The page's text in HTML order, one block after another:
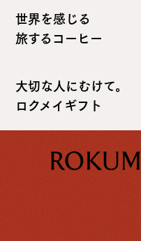
世界を感じる
旅するコーヒー
大切な人にむけて。
ロクメイギフト